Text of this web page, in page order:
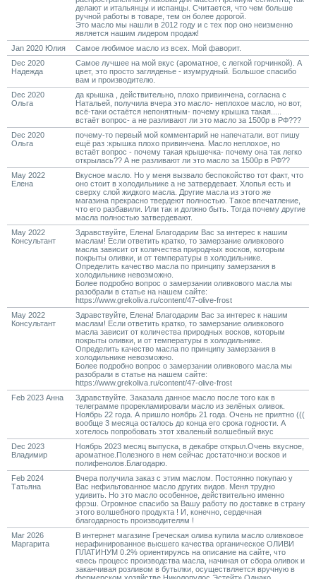
делают и итальянцы и испанцы. Считается, что чем больше
ручной работы в товаре, тем он более дорогой.
Это масло мы нашли в 2012 году и с тех пор оно неизменно
является нашим лидером продаж!
Jan 2020 Юлия
Самое любимое масло из всех. Мой фаворит.
Dec 2020
Надежда
Самое лучшее на мой вкус (ароматное, с легкой горчинкой). А
цвет, это просто загляденье - изумрудный. Большое спасибо
вам и производителю.
Dec 2020
Ольга
да крышка , действительно, плохо привинчена, согласна с
Натальей, получила вчера это масло- неплохое масло, но вот,
всё-таки остаётся непонятным- почему крышка такая.....
встаёт вопрос- а не разливают ли это масло за 1500р в РФ???
Dec 2020
Ольга
почему-то первый мой комментарий не напечатали. вот пишу
ещё раз :крышка плохо привинчена. Масло неплохое, но
встаёт вопрос - почему такая крышечка- почему она так легко
открылась?? А не разливают ли это масло за 1500р в РФ??
May 2022
Елена
Вкусное масло. Но у меня вызвало беспокойство тот факт, что
оно стоит в холодильнике а не затвердевает. Хлопья есть и
сверху слой жидкого масла. Другие масла из этого же
магазина прекрасно твердеют полностью. Такое впечатление,
что его разбавили. Или так и должно быть. Тогда почему другие
масла полностью затвердевают.
May 2022
Консультант
Здравствуйте, Елена! Благодарим Вас за интерес к нашим
маслам! Если ответить кратко, то замерзание оливкового
масла зависит от количества природных восков, которым
покрыты оливки, и от температуры в холодильнике.
Определить качество масла по принципу замерзания в
холодильнике невозможно.
Более подробно вопрос о замерзании оливкового масла мы
разобрали в статье на нашем сайте:
https://www.grekoliva.ru/content/47-olive-frost
May 2022
Консультант
Здравствуйте, Елена! Благодарим Вас за интерес к нашим
маслам! Если ответить кратко, то замерзание оливкового
масла зависит от количества природных восков, которым
покрыты оливки, и от температуры в холодильнике.
Определить качество масла по принципу замерзания в
холодильнике невозможно.
Более подробно вопрос о замерзании оливкового масла мы
разобрали в статье на нашем сайте:
https://www.grekoliva.ru/content/47-olive-frost
Feb 2023 Анна
Здравствуйте. Заказала данное масло после того как в
телеграмме прорекламировали масло из зелёных оливок.
Ноябрь 22 года. А пришло ноябрь 21 года. Очень не приятно (((
вообще 3 месяца осталось до конца его срока годности. А
хотелось попробовать этот хваленый волшебный вкус
Dec 2023
Владимир
Ноябрь 2023 месяц выпуска, в декабре открыл.Очень вкусное,
ароматное.Полезного в нем сейчас достаточно:и восков и
полифенолов.Благодарю.
Feb 2024
Татьяна
Вчера получила заказ с этим маслом. Постоянно покупаю у
Вас нефильтованное масло других видов. Меня трудно
удивить. Но это масло особенное, действительно именно
фрэш. Огромное спасибо за Вашу работу по доставке в страну
этого волшебного продукта ! И, конечно, сердечная
благодарность производителям !
Mar 2026
Маргарита
В интернет магазине Греческая олива купила масло оливковое
нерафинированное высшего качества органическое ОЛИВИ
ПЛАТИНУМ 0.2% ориентируясь на описание на сайте, что
«весь процесс производства масла, начиная от сбора оливок и
заканчивая розливом в бутылки, осуществляется вручную в
фермерском хозяйстве Николопулос Эстейт» Однако